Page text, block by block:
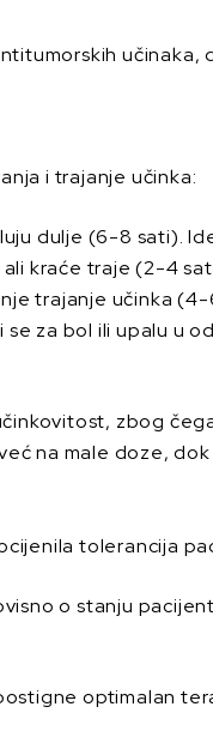
i trajanje učinka:
dulje (6-8 sati).
kraće traje (2-4
trajanje učinka (4-
za bol ili upalu u
zbog
na male doze,
tolerancija
o stanju
optimalan